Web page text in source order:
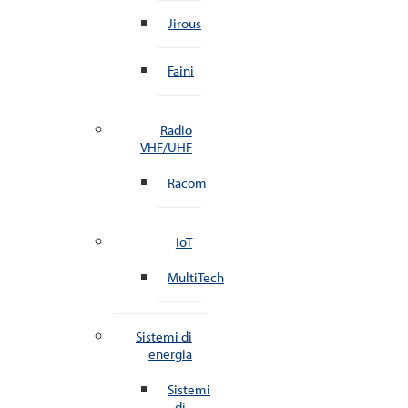
Jirous
Faini
Radio
VHF/UHF
Racom
IoT
MultiTech
Sistemi di
energia
Sistemi